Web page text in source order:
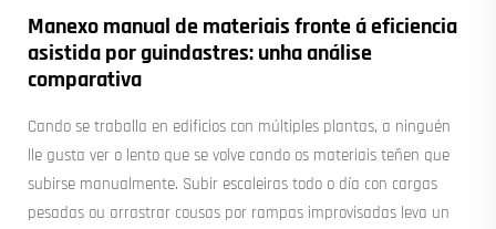
Manexo manual de materiais fronte á eficiencia
asistida por guindastres: unha análise
comparativa
Cando se traballa en edificios con múltiples plantas, a ninguén
lle gusta ver o lento que se volve cando os materiais teñen que
subirse manualmente. Subir escaleiras todo o día con cargas
pesadas ou arrastrar cousas por rampas improvisadas leva un